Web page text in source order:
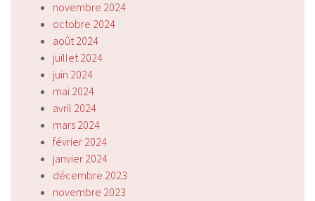
novembre 2024
octobre 2024
août 2024
juillet 2024
juin 2024
mai 2024
avril 2024
mars 2024
février 2024
janvier 2024
décembre 2023
novembre 2023